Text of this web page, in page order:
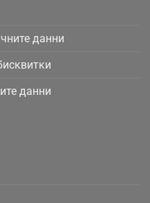
данни
данни